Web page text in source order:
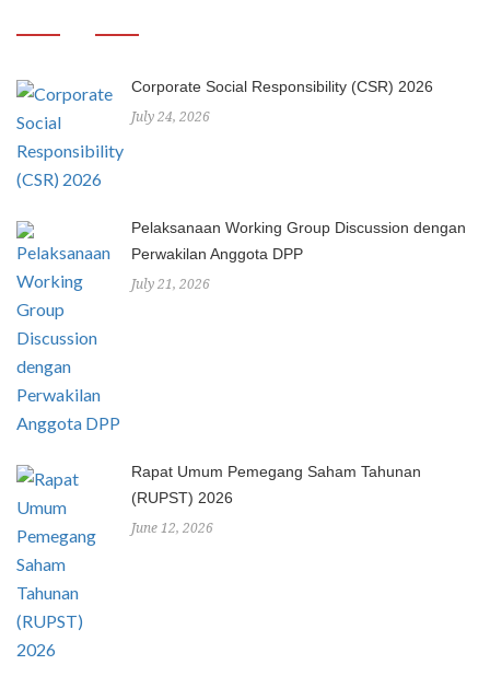
Corporate Social Responsibility (CSR) 2026
July 24, 2026
Pelaksanaan Working Group Discussion dengan
Perwakilan Anggota DPP
July 21, 2026
Rapat Umum Pemegang Saham Tahunan
(RUPST) 2026
June 12, 2026